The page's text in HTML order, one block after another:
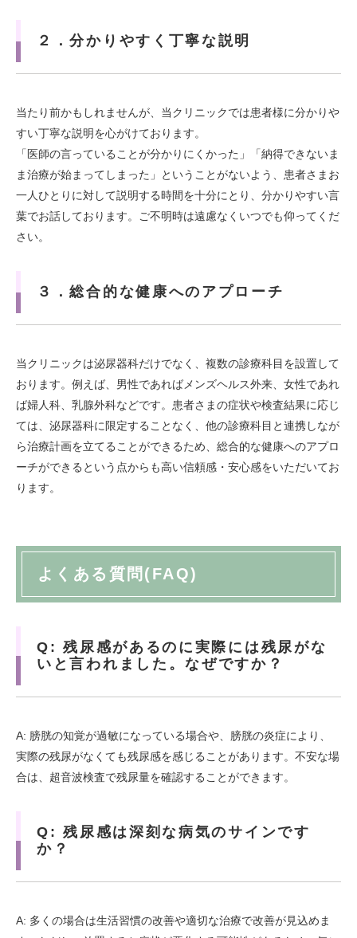
２．分かりやすく丁寧な説明
当たり前かもしれませんが、当クリニックでは患者様に分かりや
すい丁寧な説明を心がけております。
「医師の言っていることが分かりにくかった」「納得できないま
ま治療が始まってしまった」ということがないよう、患者さまお
一人ひとりに対して説明する時間を十分にとり、分かりやすい言
葉でお話しております。ご不明時は遠慮なくいつでも仰ってくだ
さい。
３．総合的な健康へのアプローチ
当クリニックは泌尿器科だけでなく、複数の診療科目を設置して
おります。例えば、男性であればメンズヘルス外来、女性であれ
ば婦人科、乳腺外科などです。患者さまの症状や検査結果に応じ
ては、泌尿器科に限定することなく、他の診療科目と連携しなが
ら治療計画を立てることができるため、総合的な健康へのアプロ
ーチができるという点からも高い信頼感・安心感をいただいてお
ります。
よくある質問(FAQ)
Q: 残尿感があるのに実際には残尿がな
いと言われました。なぜですか？
A: 膀胱の知覚が過敏になっている場合や、膀胱の炎症により、
実際の残尿がなくても残尿感を感じることがあります。不安な場
合は、超音波検査で残尿量を確認することができます。
Q: 残尿感は深刻な病気のサインです
か？
A: 多くの場合は生活習慣の改善や適切な治療で改善が見込めま